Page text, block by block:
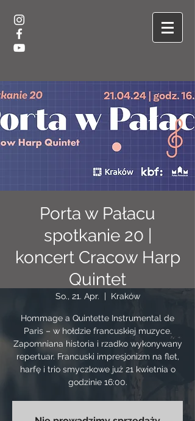
Porta w Pałacu
spotkanie 20 |
koncert Cracow Harp
Quintet
So., 21. Apr.
  |
Kraków
Hommage a Quintette Instrumental de
Paris – w hołdzie francuskiej muzyce.
Zapomniana historia i rzadko wykonywany
repertuar. Francuski impresjonizm na flet,
harfę i trio smyczkowe już 21 kwietnia o
godzinie 16:00.